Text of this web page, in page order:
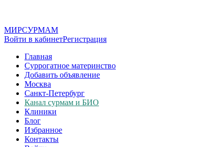
МИРСУРМАМ
Войти в кабинетРегистрация
Главная
Суррогатное материнство
Добавить объявление
Москва
Санкт-Петербург
Канал сурмам и БИО
Клиники
Блог
Избранное
Контакты